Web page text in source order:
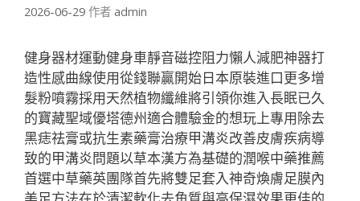
2026-06-29 作者 admin
健身器材運動健身車靜音磁控阻力懶人減肥神器打
造性感曲線使用從錢聯贏開始日本原裝進口更多增
髮粉噴霧採用天然植物纖維將引領你進入長眠已久
的寶藏聖域優塔德州適合體驗金的想玩上專用除去
黑痣祛膏或抗生素藥膏治療甲溝炎改善皮膚疾病導
致的甲溝炎問題以草本漢方為基礎的潤喉中藥推薦
首選中草藥英團隊首先將雙足套入神奇煥膚足膜內